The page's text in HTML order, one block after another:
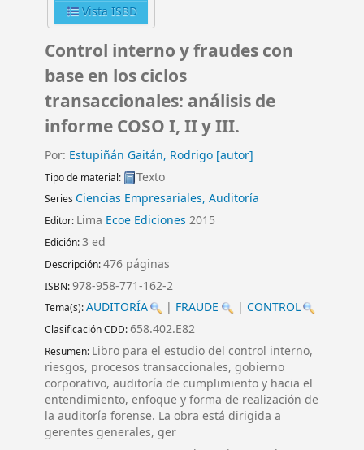
Vista ISBD
Control interno y fraudes con
base en los ciclos
transaccionales: análisis de
informe COSO I, II y III.
Por: Estupiñán Gaitán, Rodrigo [autor]
Tipo de material: Texto
Series Ciencias Empresariales, Auditoría
Editor: Lima Ecoe Ediciones 2015
Edición:3 ed
Descripción:476 páginas
ISBN:978-958-771-162-2
Tema(s):AUDITORÍA | FRAUDE | CONTROL
Clasificación CDD:658.402.E82
Resumen: Libro para el estudio del control interno,
riesgos, procesos transaccionales, gobierno
corporativo, auditoría de cumplimiento y hacia el
entendimiento, enfoque y forma de realización de
la auditoría forense. La obra está dirigida a
gerentes generales, ger